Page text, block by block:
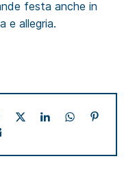
festa anche in
e allegria.